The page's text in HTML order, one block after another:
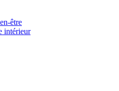
être
intérieur